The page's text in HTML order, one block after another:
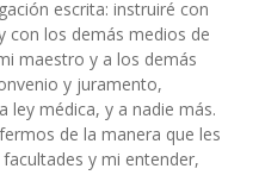
escrita: instruiré con
con los demás medios de
maestro y a los demás
y juramento,
ley médica, y a nadie más.
de la manera que les
y mi entender,